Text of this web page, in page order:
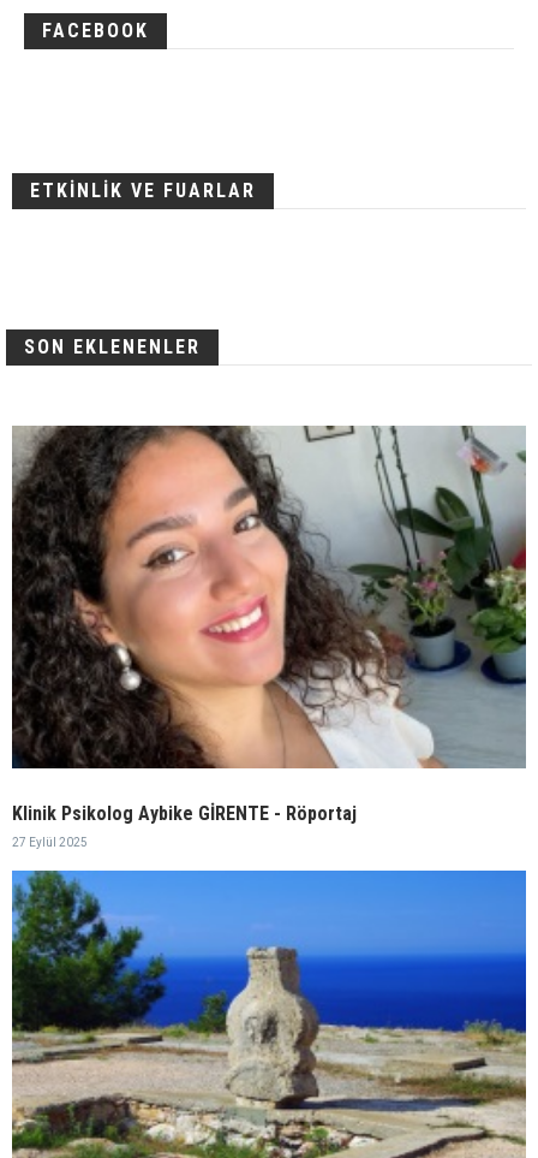
FACEBOOK
ETKİNLİK VE FUARLAR
SON EKLENENLER
Klinik Psikolog Aybike GİRENTE - Röportaj
27 Eylül 2025